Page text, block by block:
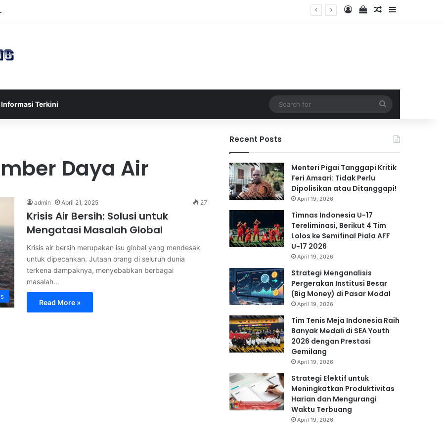
Log InView your
Random Article
Sidebar
Informasi Terkini
for
Daya Air
admin April 21, 2025 27
Krisis Air Bersih: Solusi untuk
Mengatasi Masalah Global
Krisis air bersih merupakan isu global yang mendesak
untuk dipecahkan. Jutaan orang di seluruh dunia
terkena dampaknya, menyebabkan berbagai
masalah…
Read More »
Recent Posts
Menteri Pigai Tanggapi Kritik
Feri Amsari: Tidak Perlu
Dipolisikan atau Ditanggapi!
April 19, 2026
Timnas Indonesia U-17
Tereliminasi, Berikut 4 Tim
Lolos ke Semifinal Piala AFF
U-17 2026
April 19, 2026
Strategi Menganalisis
Pergerakan Institusi Besar
(Big Money) di Pasar Modal
April 19, 2026
Tim Tenis Meja Indonesia Raih
Banyak Medali di SEA Youth
2026 dengan Prestasi
Gemilang
April 19, 2026
Strategi Efektif untuk
Meningkatkan Produktivitas
Harian dan Mengurangi
Waktu Terbuang
April 19, 2026